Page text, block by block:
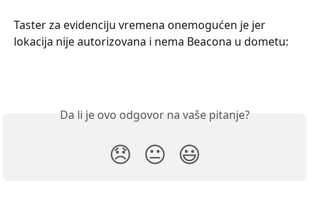
Taster za evidenciju vremena onemogućen je jer
lokacija nije autorizovana i nema Beacona u dometu:
Da li je ovo odgovor na vaše pitanje?
😞 😐 😃